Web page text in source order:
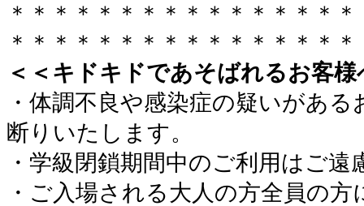
＊＊＊＊＊＊＊＊＊＊＊＊＊＊＊
＊＊＊＊＊＊＊＊＊＊＊＊＊＊＊＊
＜＜キドキドであそばれるお客
・体調不良や感染症の疑いがあ
断りいたします。
・学級閉鎖期間中のご利用はご
・ご入場される大人の方全員の